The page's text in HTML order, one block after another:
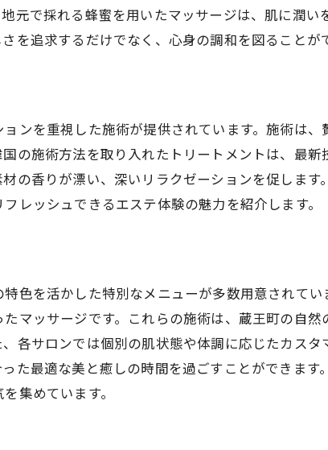
選び方で変わるエステ体験の質
口コミで見る蔵王町エステの評判
施術中の香りがもたらす心地よさ
ハーブの効果を最大限に引き出す秘訣
韓国の伝統と融合した蔵王町の施術
エステで体感する自然の癒し
施術内容と料金の比較方法
効果を感じるための施術頻度
口コミと実際の体験談の見極め方
初めてのエステで知っておくべきこと
専門家が教える失敗しない選び方
元で採れる蜂蜜を用いたマッサージは、肌に潤
を追求するだけでなく、心身の調和を図ることが
ンを重視した施術が提供されています。施術は、
の施術方法を取り入れたトリートメントは、最
の香りが漂い、深いリラクゼーションを促しま
レッシュできるエステ体験の魅力を紹介します。
色を活かした特別なメニューが多数用意されて
マッサージです。これらの施術は、蔵王町の自
各サロンでは個別の肌状態や体調に応じたカス
た最適な美と癒しの時間を過ごすことができま
集めています。